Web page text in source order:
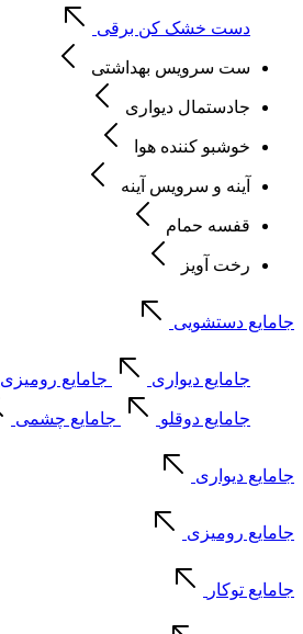
دست خشک کن برقی
ست سرویس بهداشتی
جادستمال دیواری
خوشبو کننده هوا
آینه و سرویس آینه
قفسه حمام
رخت آویز
جامایع دستشویی
جامایع دیواری جامایع رومیزی
جامایع دوقلو جامایع چشمی
جامایع دیواری
جامایع رومیزی
جامایع توکار